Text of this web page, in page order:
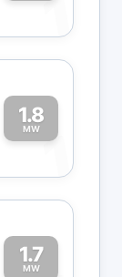
1
1.8
MW1
1.7
MW